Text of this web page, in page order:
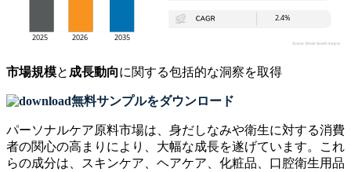
市場規模と 成長動向に関する包括的な洞察を取得
無料サンプルをダウンロード
パーソナルケア原料市場は、身だしなみや衛生に対する消費
者の関心の高まりにより、大幅な成長を遂げています。これ
らの成分は、スキンケア、ヘアケア、化粧品、口腔衛生用品